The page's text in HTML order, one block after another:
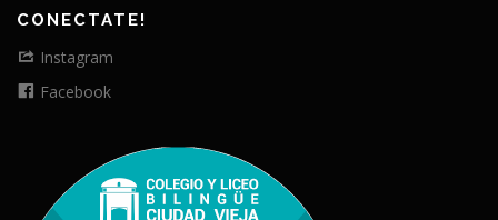
CONECTATE!
Instagram
Facebook